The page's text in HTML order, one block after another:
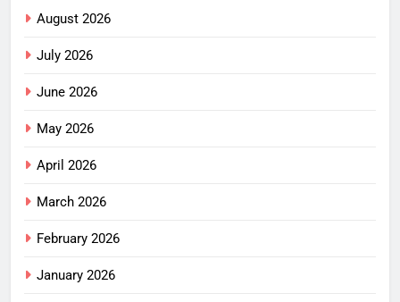
August 2026
July 2026
June 2026
May 2026
April 2026
March 2026
February 2026
January 2026